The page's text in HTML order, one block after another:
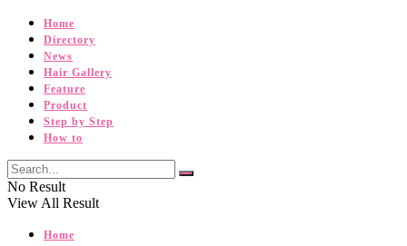
Home
Directory
News
Hair Gallery
Feature
Product
Step by Step
How to
No Result
View All Result
Home